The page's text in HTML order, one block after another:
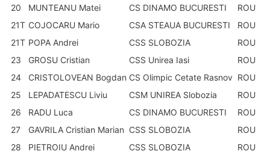
20
MUNTEANU Matei CS DINAMO BUCURESTI
ROU
21T COJOCARU Mario CSA STEAUA BUCURESTI
ROU
21T POPA Andrei CSS SLOBOZIA
ROU
23
GROSU Cristian CSS Unirea Iasi
ROU
24
CRISTOLOVEAN Bogdan CS Olimpic Cetate Rasnov ROU
25
LEPADATESCU Liviu CSM UNIREA Slobozia
ROU
26
RADU Luca CS DINAMO BUCURESTI
ROU
27
GAVRILA Cristian Marian CSS SLOBOZIA
ROU
28
PIETROIU Andrei CSS SLOBOZIA ROU